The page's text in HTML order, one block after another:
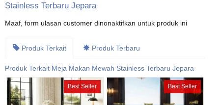
Stainless Terbaru Jepara
Maaf, form ulasan customer dinonaktifkan untuk produk ini
Produk Terkait Produk Terbaru
Produk Terkait Meja Makan Mewah Stainless Terbaru Jepara
Best Seller Best Seller